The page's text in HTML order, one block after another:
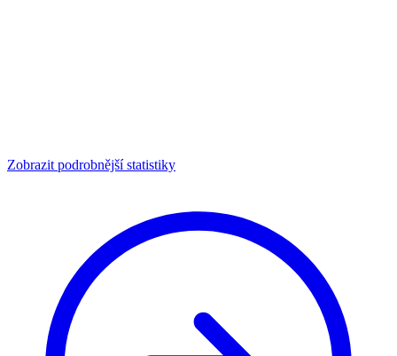
Zobrazit podrobnější statistiky